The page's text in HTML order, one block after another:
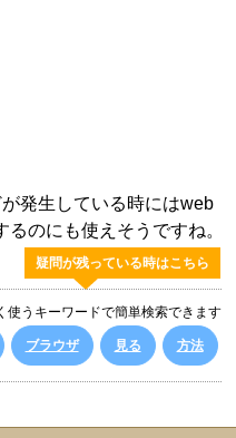
発生している時にはweb
のにも使えそうですね。
疑問が残っている時はこちら
使うキーワードで簡単検索できます
ブラウザ 見る 方法